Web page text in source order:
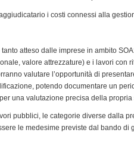
i costi connessi alla
atteso dalle imprese in ambito
valore attrezzature) e i lavori con
valutare l’opportunità di
potendo documentare un
una valutazione precisa della propria
pubblici, le categorie diverse dalla
le medesime previste dal bando di